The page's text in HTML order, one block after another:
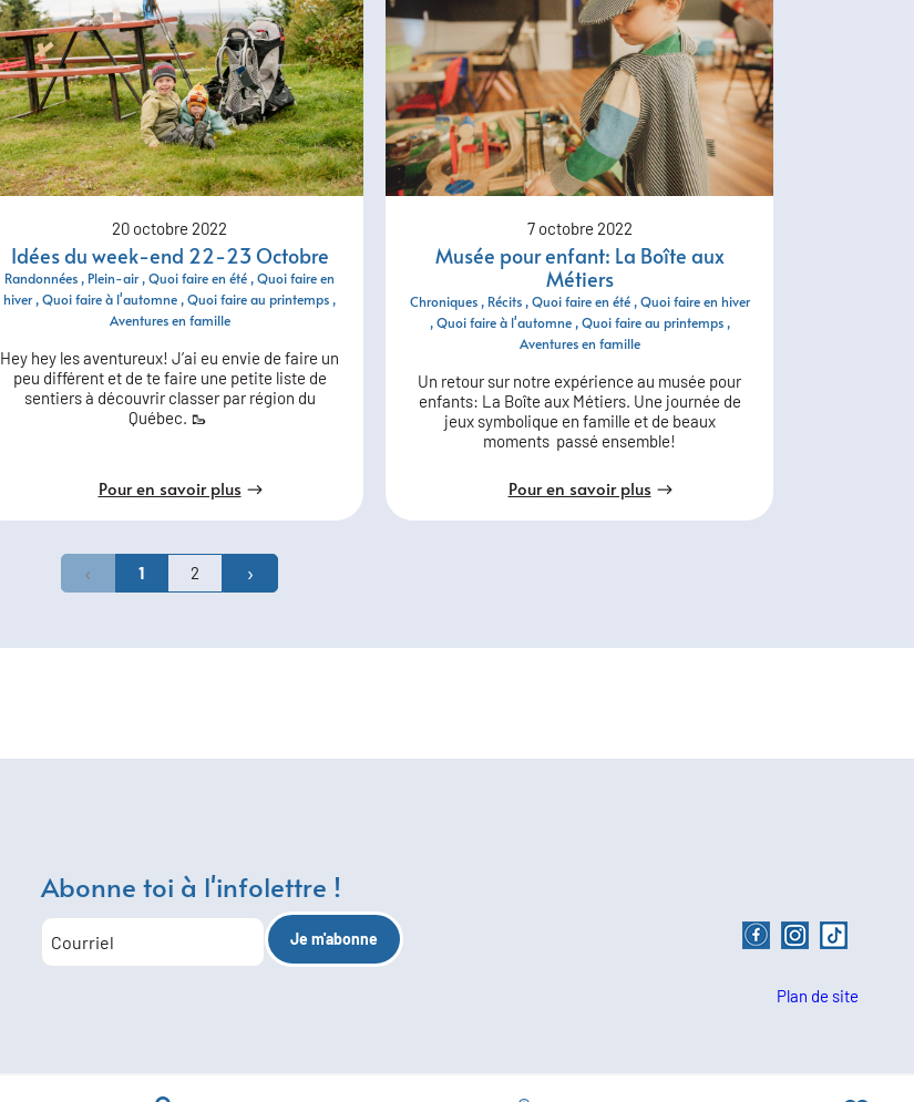
20 octobre 2022
Idées du week-end 22-23 Octobre
Randonnées Plein-air Quoi faire en été Quoi faire en
hiver Quoi faire à l'automne Quoi faire au printemps
Aventures en famille
Hey hey les aventureux! J’ai eu envie de faire un
peu différent et de te faire une petite liste de
sentiers à découvrir classer par région du
Québec. 🥾
Pour en savoir plus
7 octobre 2022
Musée pour enfant: La Boîte aux
Métiers
Chroniques Récits Quoi faire en été Quoi faire en hiver
Quoi faire à l'automne Quoi faire au printemps
Aventures en famille
Un retour sur notre expérience au musée pour
enfants: La Boîte aux Métiers. Une journée de
jeux symbolique en famille et de beaux
moments passé ensemble!
Pour en savoir plus
‹ 1 2 ›
Abonne toi à l'infolettre !
Plan de site